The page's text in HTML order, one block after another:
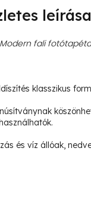
leírása
Modern fali
klasszikus
és víz állóak,